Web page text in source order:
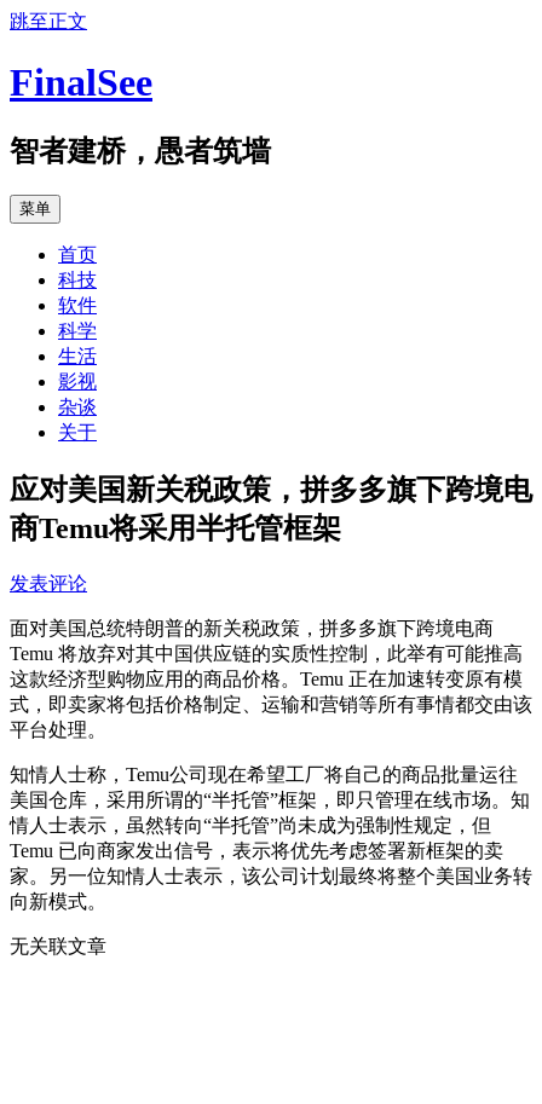
跳至正文
FinalSee
智者建桥，愚者筑墙
菜单
首页
科技
软件
科学
生活
影视
杂谈
关于
应对美国新关税政策，拼多多旗下跨境电
商Temu将采用半托管框架
发表评论
面对美国总统特朗普的新关税政策，拼多多旗下跨境电商
Temu 将放弃对其中国供应链的实质性控制，此举有可能推高
这款经济型购物应用的商品价格。Temu 正在加速转变原有模
式，即卖家将包括价格制定、运输和营销等所有事情都交由该
平台处理。
知情人士称，Temu公司现在希望工厂将自己的商品批量运往
美国仓库，采用所谓的“半托管”框架，即只管理在线市场。知
情人士表示，虽然转向“半托管”尚未成为强制性规定，但
Temu 已向商家发出信号，表示将优先考虑签署新框架的卖
家。另一位知情人士表示，该公司计划最终将整个美国业务转
向新模式。
无关联文章